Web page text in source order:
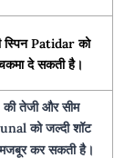
Patidar को
दे सकती है।
तेजी और सीम
को जल्दी शॉट
कर सकती है।